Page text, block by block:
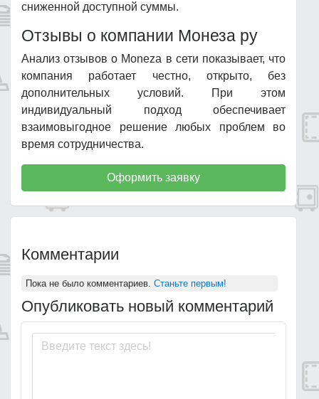
сниженной доступной суммы.
Отзывы о компании Монеза ру
Анализ отзывов о Moneza в сети показывает, что
компания работает честно, открыто, без
дополнительных условий. При этом
индивидуальный подход обеспечивает
взаимовыгодное решение любых проблем во
время сотрудничества.
Оформить заявку
Комментарии
Пока не было комментариев. Станьте первым!
Опубликовать новый комментарий